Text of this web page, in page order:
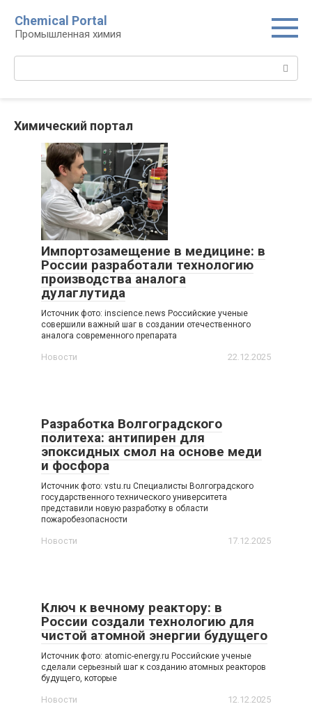
контенту
Chemical Portal
Промышленная химия
Химический портал
Импортозамещение в медицине: в
России разработали технологию
производства аналога
дулаглутида
Источник фото: inscience.news Российские ученые
совершили важный шаг в создании отечественного
аналога современного препарата
Новости 22.12.2025
Разработка Волгоградского
политеха: антипирен для
эпоксидных смол на основе меди
и фосфора
Источник фото: vstu.ru Специалисты Волгоградского
государственного технического университета
представили новую разработку в области
пожаробезопасности
Новости 17.12.2025
Ключ к вечному реактору: в
России создали технологию для
чистой атомной энергии будущего
Источник фото: atomic-energy.ru Российские ученые
сделали серьезный шаг к созданию атомных реакторов
будущего, которые
Новости 12.12.2025